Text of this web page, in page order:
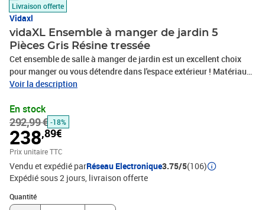
Livraison offerte
Vidaxl
vidaXL Ensemble à manger de jardin 5
Pièces Gris Résine tressée
Cet ensemble de salle à manger de jardin est un excellent choix
pour manger ou vous détendre dans l'espace extérieur ! Matériau
durable : la résine tressée, également connue sous le nom de rotin
à l'extérieur pendant une longue période. Elle offre une excellente
qualité, commodité et un aspect esthétique.Cadre robuste : les
cadres en acier enduit de poudre rendent l'ensemble de salle à
manger d'extérieur robuste et stable pour une utilisation
quotidienne à l'extérieur.Dessus de table pratique : le dessus lisse
de la table de salle à manger est en verre trempé, facile à nettoyer
avec un chiffon humide. De plus, le dessus robuste est parfait pour
placer des repas, des boissons et d'autres objets
Voir la description
En stock
292,99 € -18%
238,89€
Prix unitaire TTC
Vendu et expédié parRéseau Electronique3.75/5(106)
Expédié sous 2 jours livraison offerte
Quantité
Quantité : 1